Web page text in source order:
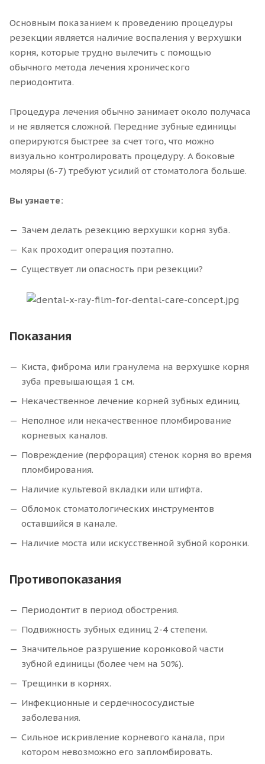
Основным показанием к проведению процедуры
резекции является наличие воспаления у верхушки
корня, которые трудно вылечить с помощью
обычного метода лечения хронического
периодонтита.
Процедура лечения обычно занимает около получаса
и не является сложной. Передние зубные единицы
оперируются быстрее за счет того, что можно
визуально контролировать процедуру. А боковые
моляры (6-7) требуют усилий от стоматолога больше.
Вы узнаете:
Зачем делать резекцию верхушки корня зуба.
Как проходит операция поэтапно.
Существует ли опасность при резекции?
Показания
Киста, фиброма или гранулема на верхушке корня
зуба превышающая 1 см.
Некачественное лечение корней зубных единиц.
Неполное или некачественное пломбирование
корневых каналов.
Повреждение (перфорация) стенок корня во время
пломбирования.
Наличие культевой вкладки или штифта.
Обломок стоматологических инструментов
оставшийся в канале.
Наличие моста или искусственной зубной коронки.
Противопоказания
Периодонтит в период обострения.
Подвижность зубных единиц 2-4 степени.
Значительное разрушение коронковой части
зубной единицы (более чем на 50%).
Трещинки в корнях.
Инфекционные и сердечнососудистые
заболевания.
Сильное искривление корневого канала, при
котором невозможно его запломбировать.